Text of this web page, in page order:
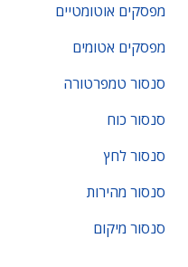
מפסקים אוטומטיים
מפסקים אטומים
סנסור טמפרטורה
סנסור כוח
סנסור לחץ
סנסור מהירות
סנסור מיקום